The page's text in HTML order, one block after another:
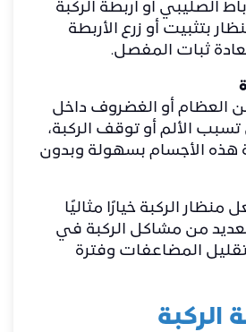
الصليبي أو أربطة الركبة
بتثبيت أو زرع الأربطة
ثبات المفصل.
العظام أو الغضروف داخل
الألم أو توقف الركبة،
هذه الأجسام بسهولة وبدون
منظار الركبة خيارًا مثاليًا
من مشاكل الركبة في
المضاعفات وفترة
الركبة